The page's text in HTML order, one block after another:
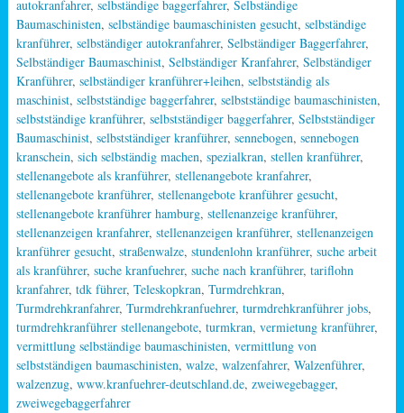
autokranfahrer, selbständige baggerfahrer, Selbständige
Baumaschinisten, selbständige baumaschinisten gesucht, selbständige
kranführer, selbständiger autokranfahrer, Selbständiger Baggerfahrer,
Selbständiger Baumaschinist, Selbständiger Kranfahrer, Selbständiger
Kranführer, selbständiger kranführer+leihen, selbstständig als
maschinist, selbstständige baggerfahrer, selbstständige baumaschinisten,
selbstständige kranführer, selbstständiger baggerfahrer, Selbstständiger
Baumaschinist, selbstständiger kranführer, sennebogen, sennebogen
kranschein, sich selbständig machen, spezialkran, stellen kranführer,
stellenangebote als kranführer, stellenangebote kranfahrer,
stellenangebote kranführer, stellenangebote kranführer gesucht,
stellenangebote kranführer hamburg, stellenanzeige kranführer,
stellenanzeigen kranfahrer, stellenanzeigen kranführer, stellenanzeigen
kranführer gesucht, straßenwalze, stundenlohn kranführer, suche arbeit
als kranführer, suche kranfuehrer, suche nach kranführer, tariflohn
kranfahrer, tdk führer, Teleskopkran, Turmdrehkran,
Turmdrehkranfahrer, Turmdrehkranfuehrer, turmdrehkranführer jobs,
turmdrehkranführer stellenangebote, turmkran, vermietung kranführer,
vermittlung selbständige baumaschinisten, vermittlung von
selbstständigen baumaschinisten, walze, walzenfahrer, Walzenführer,
walzenzug, www.kranfuehrer-deutschland.de, zweiwegebagger,
zweiwegebaggerfahrer